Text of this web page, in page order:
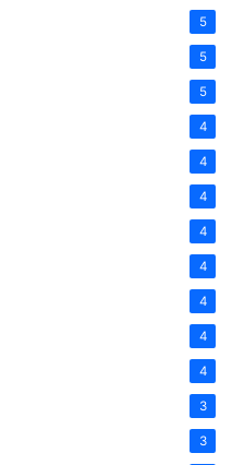
5
5
5
4
4
4
4
4
4
4
4
3
3